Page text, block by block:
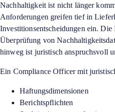
Nachhaltigkeit ist nicht länger
Anforderungen greifen tief in
Investitionsentscheidungen ein.
Überprüfung von
hinweg ist juristisch anspruchsvoll
Ein Compliance Officer mit
Haftungsdimensionen
Berichtspflichten